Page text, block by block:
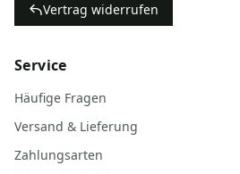
Vertrag widerrufen
Service
Häufige Fragen
Versand & Lieferung
Zahlungsarten